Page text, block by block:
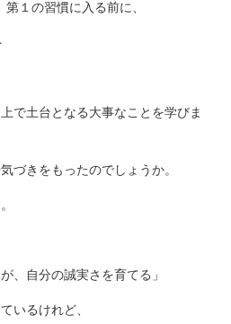
第１の習慣に入る前に、
で土台となる大事なことを学びま
づきをもったのでしょうか。
、自分の誠実さを育てる」
いるけれど、